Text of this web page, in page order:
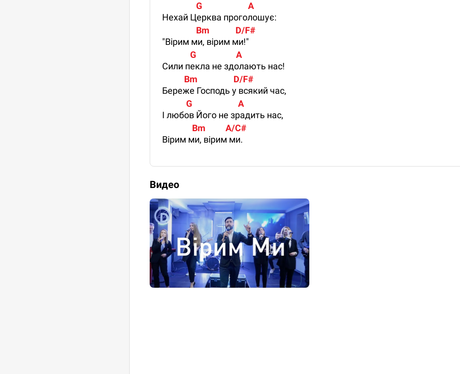
                 G                       A
Нехай Церква проголошує:
                 Bm             D/F#
"Вірим ми, вірим ми!"
              G                    A
Сили пекла не здолають нас!
           Bm                  D/F#
Береже Господь у всякий час,
            G                       A
І любов Його не зрадить нас,
               Bm          A/C#
Вірим ми, вірим ми.
Видео